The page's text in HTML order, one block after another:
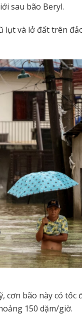
sau bão Beryl.
lụt và lở đất trên
cơn bão này có tốc
150 dặm/giờ.